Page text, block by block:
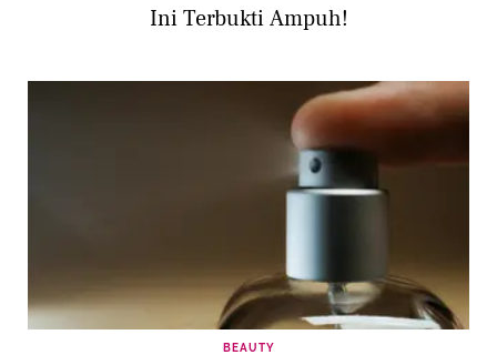
Ini Terbukti Ampuh!
BEAUTY